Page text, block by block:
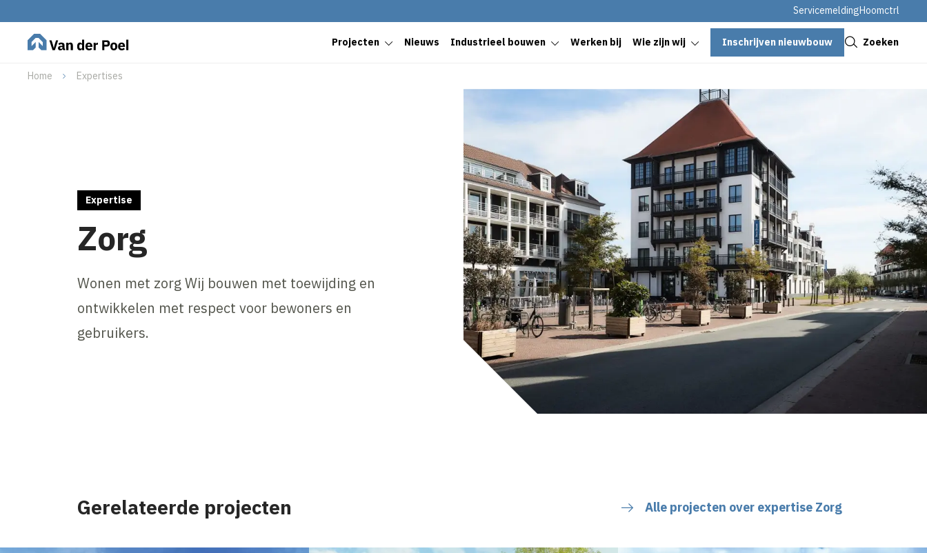
ServicemeldingHoomctrl
Projecten Nieuws Industrieel bouwen Werken bij Wie zijn wij Inschrijven nieuwbouw Zoeken
Home Expertises
Expertise
Zorg
Wonen met zorg Wij bouwen met toewijding en
ontwikkelen met respect voor bewoners en
gebruikers.
Gerelateerde projecten Alle projecten over expertise Zorg
Sluiten